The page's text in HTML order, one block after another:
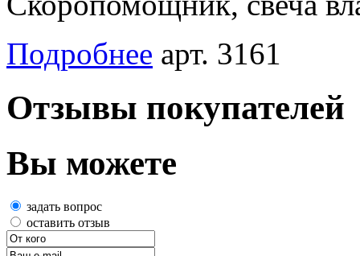
Подробнее арт. 3161
Отзывы покупателей
Вы можете
задать вопрос
оставить отзыв